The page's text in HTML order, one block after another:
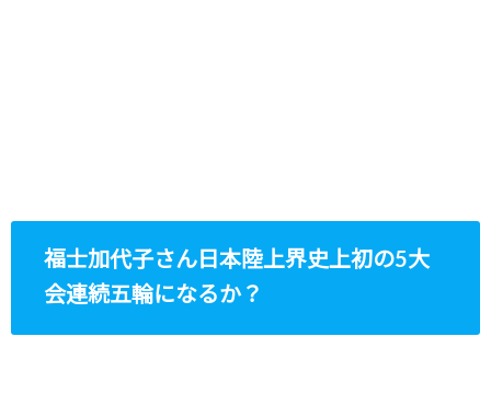
福士加代子さん日本陸上界史上初の5大
会連続五輪になるか？